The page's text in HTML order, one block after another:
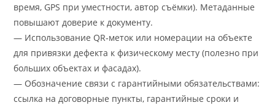
время, GPS при уместности, автор съёмки). Метаданные
повышают доверие к документу.
— Использование QR‑меток или номерации на объекте
для привязки дефекта к физическому месту (полезно при
больших объектах и фасадах).
— Обозначение связи с гарантийными обязательствами:
ссылка на договорные пункты, гарантийные сроки и